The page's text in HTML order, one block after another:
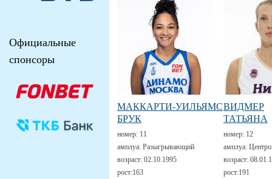
МАККАРТИ-УИЛЬЯМС
БРУК
номер: 11
амплуа: Разыгрывающий
возраст: 02.10.1995
рост:163
ВИДМЕР
ТАТЬЯНА
номер: 12
амплуа:
возраст:
рост:191
Официальные
спонсоры